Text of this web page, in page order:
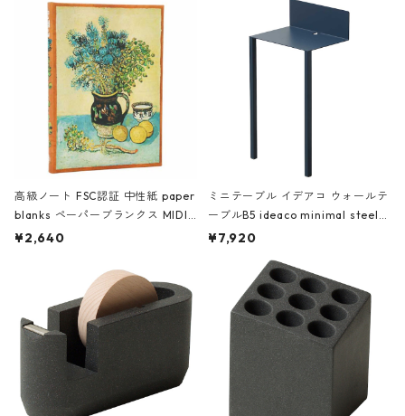
高級ノート FSC認証 中性紙 paper
blanks ペーパーブランクス MIDI
ハードカバー 罫線 ヴァン・ゴッホ
¥2,640
ミニテーブル イデアコ ウォールテ
ーブルB5 ideaco minimal steel f
urniture WALL Table B5 ネイビー
¥7,920